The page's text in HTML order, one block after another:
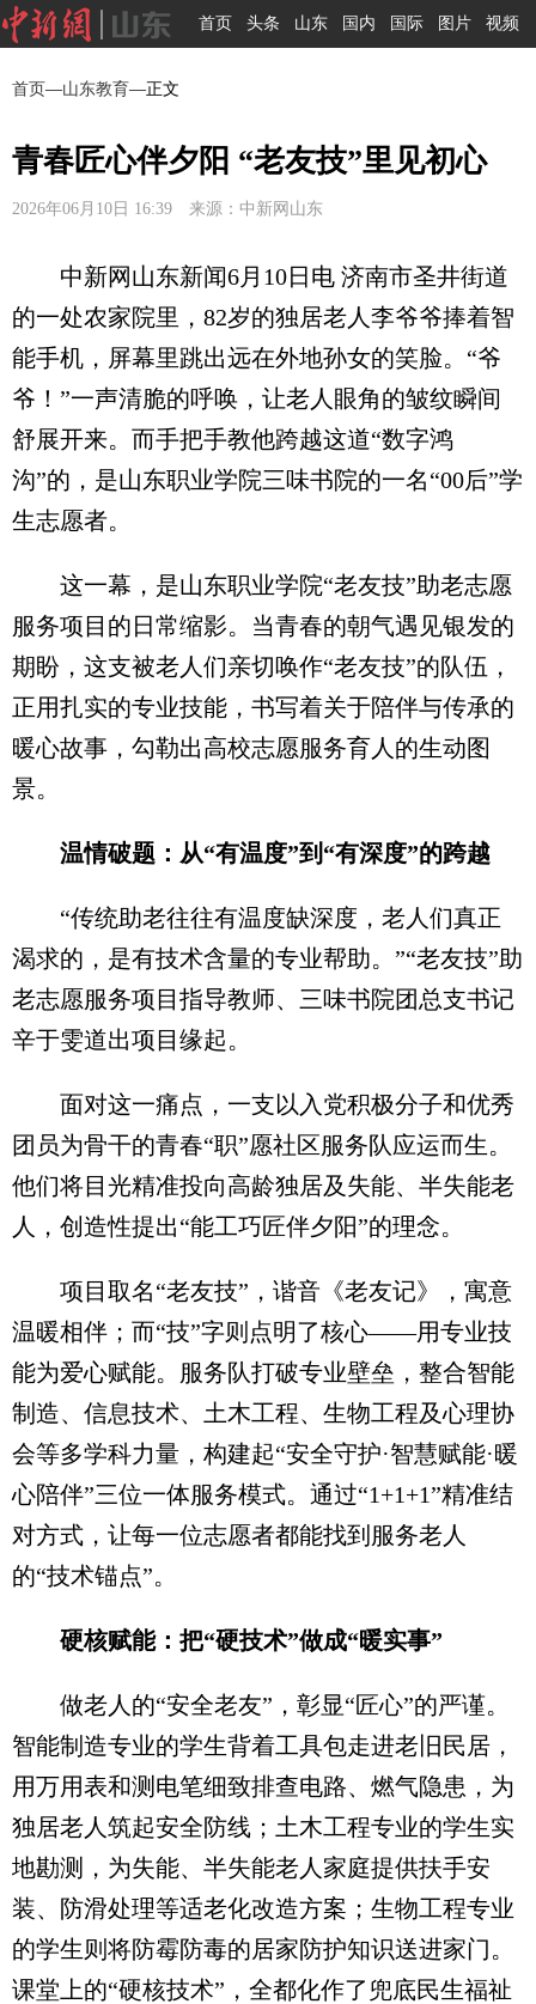
首页 头条 山东 国内 国际 图片 视频
首页—山东教育—正文
青春匠心伴夕阳 “老友技”里见初心
2026年06月10日 16:39 来源：中新网山东
中新网山东新闻6月10日电 济南市圣井街道
的一处农家院里，82岁的独居老人李爷爷捧着智
能手机，屏幕里跳出远在外地孙女的笑脸。“爷
爷！”一声清脆的呼唤，让老人眼角的皱纹瞬间
舒展开来。而手把手教他跨越这道“数字鸿
沟”的，是山东职业学院三味书院的一名“00后”学
生志愿者。
这一幕，是山东职业学院“老友技”助老志愿
服务项目的日常缩影。当青春的朝气遇见银发的
期盼，这支被老人们亲切唤作“老友技”的队伍，
正用扎实的专业技能，书写着关于陪伴与传承的
暖心故事，勾勒出高校志愿服务育人的生动图
景。
温情破题：从“有温度”到“有深度”的跨越
“传统助老往往有温度缺深度，老人们真正
渴求的，是有技术含量的专业帮助。”“老友技”助
老志愿服务项目指导教师、三味书院团总支书记
辛于雯道出项目缘起。
面对这一痛点，一支以入党积极分子和优秀
团员为骨干的青春“职”愿社区服务队应运而生。
他们将目光精准投向高龄独居及失能、半失能老
人，创造性提出“能工巧匠伴夕阳”的理念。
项目取名“老友技”，谐音《老友记》，寓意
温暖相伴；而“技”字则点明了核心——用专业技
能为爱心赋能。服务队打破专业壁垒，整合智能
制造、信息技术、土木工程、生物工程及心理协
会等多学科力量，构建起“安全守护·智慧赋能·暖
心陪伴”三位一体服务模式。通过“1+1+1”精准结
对方式，让每一位志愿者都能找到服务老人
的“技术锚点”。
硬核赋能：把“硬技术”做成“暖实事”
做老人的“安全老友”，彰显“匠心”的严谨。
智能制造专业的学生背着工具包走进老旧民居，
用万用表和测电笔细致排查电路、燃气隐患，为
独居老人筑起安全防线；土木工程专业的学生实
地勘测，为失能、半失能老人家庭提供扶手安
装、防滑处理等适老化改造方案；生物工程专业
的学生则将防霉防毒的居家防护知识送进家门。
课堂上的“硬核技术”，全都化作了兜底民生福祉